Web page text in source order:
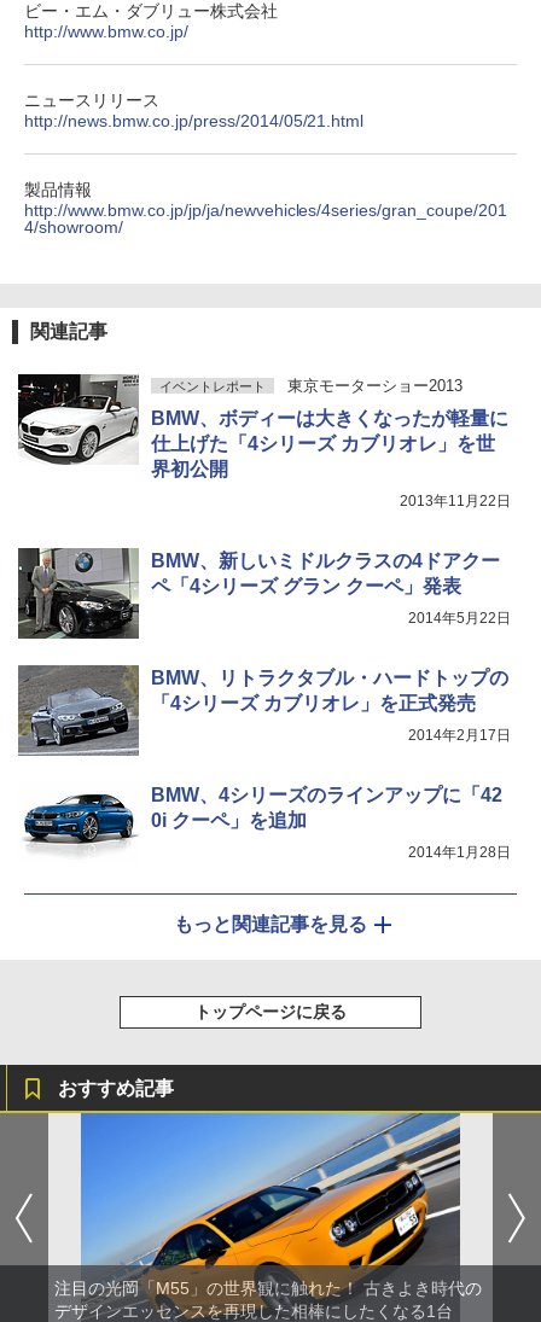
ビー・エム・ダブリュー株式会社
http://www.bmw.co.jp/
ニュースリリース
http://news.bmw.co.jp/press/2014/05/21.html
製品情報
http://www.bmw.co.jp/jp/ja/newvehicles/4series/gran_coupe/201
4/showroom/
関連記事
イベントレポート 東京モーターショー2013
BMW、ボディーは大きくなったが軽量に
仕上げた「4シリーズ カブリオレ」を世
界初公開
2013年11月22日
BMW、新しいミドルクラスの4ドアクー
ペ「4シリーズ グラン クーペ」発表
2014年5月22日
BMW、リトラクタブル・ハードトップの
「4シリーズ カブリオレ」を正式発売
2014年2月17日
BMW、4シリーズのラインアップに「42
0i クーペ」を追加
2014年1月28日
もっと関連記事を見る
トップページに戻る
おすすめ記事
注目の光岡「M55」の世界観に触れた！ 古きよき時代の
デザインエッセンスを再現した相棒にしたくなる1台